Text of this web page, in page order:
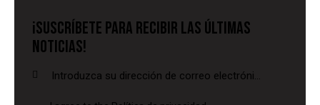
¡SUSCRÍBETE PARA RECIBIR LAS ÚLTIMAS
NOTICIAS!